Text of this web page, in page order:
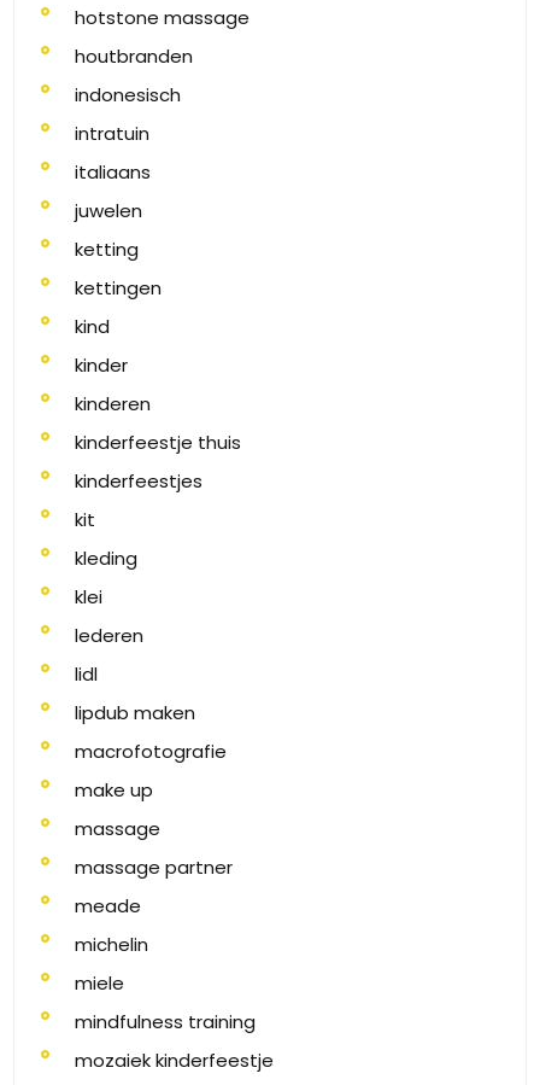
hotstone massage
houtbranden
indonesisch
intratuin
italiaans
juwelen
ketting
kettingen
kind
kinder
kinderen
kinderfeestje thuis
kinderfeestjes
kit
kleding
klei
lederen
lidl
lipdub maken
macrofotografie
make up
massage
massage partner
meade
michelin
miele
mindfulness training
mozaiek kinderfeestje